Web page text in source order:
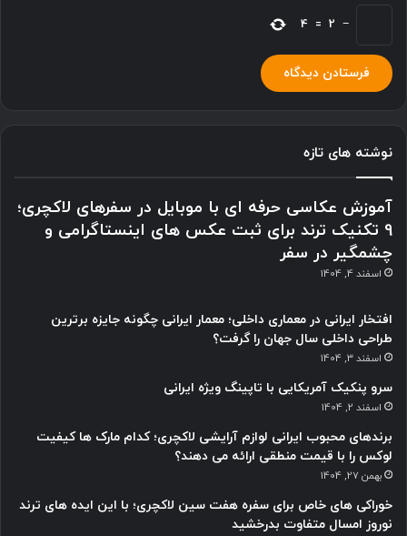
−
2
=
4
نوشته های تازه
آموزش عکاسی حرفه ای با موبایل در سفرهای لاکچری؛
9 تکنیک ترند برای ثبت عکس های اینستاگرامی و
چشمگیر در سفر
اسفند 4, 1404
افتخار ایرانی در معماری داخلی؛ معمار ایرانی چگونه جایزه برترین
طراحی داخلی سال جهان را گرفت؟
اسفند 3, 1404
سرو پنکیک آمریکایی با تاپینگ ویژه ایرانی
اسفند 2, 1404
برندهای محبوب ایرانی لوازم آرایشی لاکچری؛ کدام مارک ها کیفیت
لوکس را با قیمت منطقی ارائه می دهند؟
بهمن 27, 1404
خوراکی های خاص برای سفره هفت سین لاکچری؛ با این ایده های ترند
نوروز امسال متفاوت بدرخشید